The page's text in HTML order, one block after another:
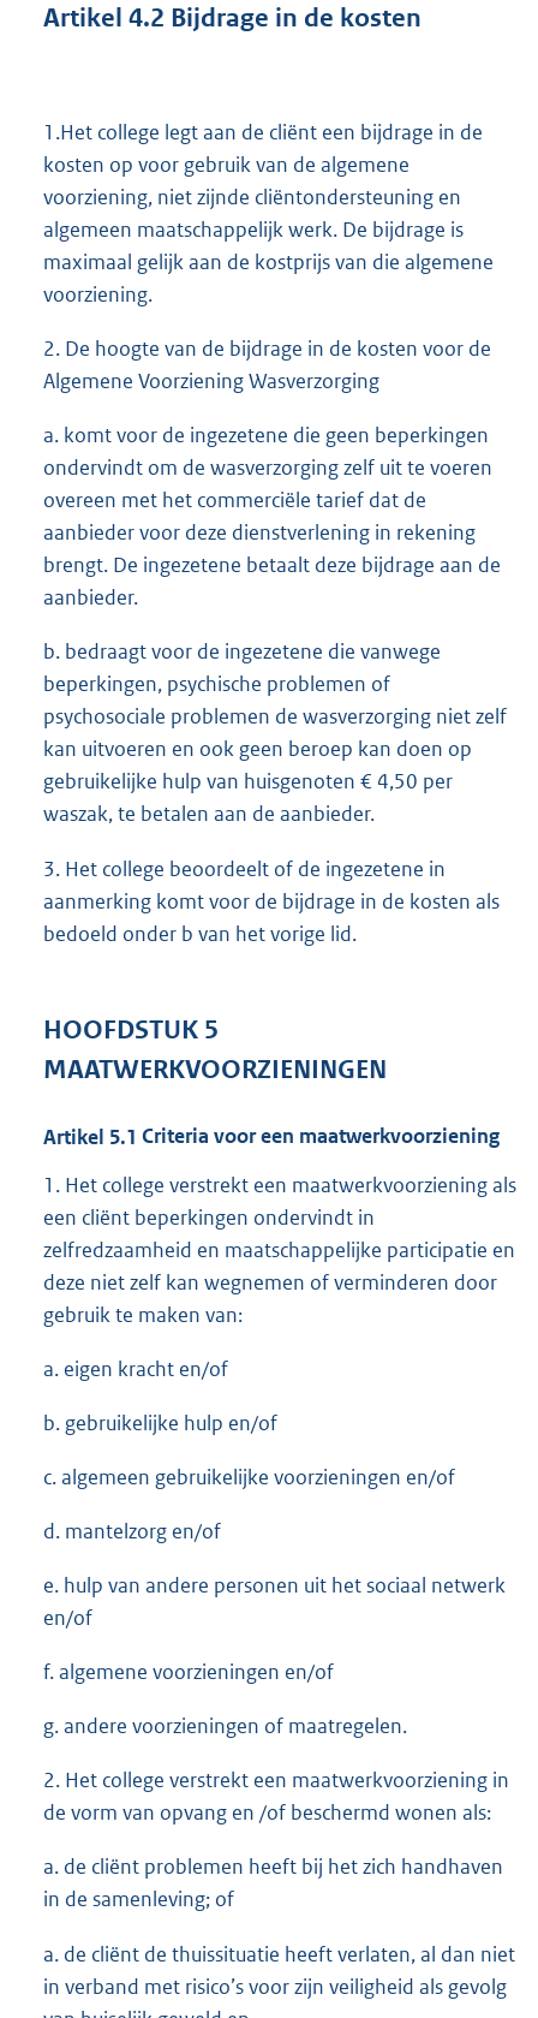
Artikel 4.2 Bijdrage in de kosten
1.Het college legt aan de cliënt een bijdrage in de
kosten op voor gebruik van de algemene
voorziening, niet zijnde cliëntondersteuning en
algemeen maatschappelijk werk. De bijdrage is
maximaal gelijk aan de kostprijs van die algemene
voorziening.
2. De hoogte van de bijdrage in de kosten voor de
Algemene Voorziening Wasverzorging
a. komt voor de ingezetene die geen beperkingen
ondervindt om de wasverzorging zelf uit te voeren
overeen met het commerciële tarief dat de
aanbieder voor deze dienstverlening in rekening
brengt. De ingezetene betaalt deze bijdrage aan de
aanbieder.
b. bedraagt voor de ingezetene die vanwege
beperkingen, psychische problemen of
psychosociale problemen de wasverzorging niet zelf
kan uitvoeren en ook geen beroep kan doen op
gebruikelijke hulp van huisgenoten € 4,50 per
waszak, te betalen aan de aanbieder.
3. Het college beoordeelt of de ingezetene in
aanmerking komt voor de bijdrage in de kosten als
bedoeld onder b van het vorige lid.
HOOFDSTUK 5
MAATWERKVOORZIENINGEN
Artikel 5.1 Criteria voor een maatwerkvoorziening
1. Het college verstrekt een maatwerkvoorziening als
een cliënt beperkingen ondervindt in
zelfredzaamheid en maatschappelijke participatie en
deze niet zelf kan wegnemen of verminderen door
gebruik te maken van:
a. eigen kracht en/of
b. gebruikelijke hulp en/of
c. algemeen gebruikelijke voorzieningen en/of
d. mantelzorg en/of
e. hulp van andere personen uit het sociaal netwerk
en/of
f. algemene voorzieningen en/of
g. andere voorzieningen of maatregelen.
2. Het college verstrekt een maatwerkvoorziening in
de vorm van opvang en /of beschermd wonen als:
a. de cliënt problemen heeft bij het zich handhaven
in de samenleving; of
a. de cliënt de thuissituatie heeft verlaten, al dan niet
in verband met risico’s voor zijn veiligheid als gevolg